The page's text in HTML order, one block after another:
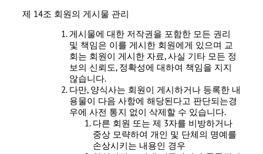
제 14조 회원의 게시물 관리
게시물에 대한 저작권을 포함한 모든 권리
및 책임은 이를 게시한 회원에게 있으며 교
회는 회원이 게시한 자료, 사실 기타 모든 정
보의 신뢰도, 정확성에 대하여 책임을 지지
않습니다.
다만, 양식사는 회원이 게시하거나 등록한 내
용물이 다음 사항에 해당된다고 판단되는경
우에 사전 통지 없이 삭제할 수 있습니다.
다른 회원 또는 제 3자를 비방하거나
중상 모략하여 개인 및 단체의 명예를
손상시키는 내용인 경우